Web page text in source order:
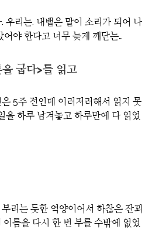
우리는. 내뱉은 말이 소리가 되어 나
야 한다고 너무 늦게 깨닫는…
굽다>를 읽고
5주 전인데 이러저러해서 읽지 못
을 하루 남겨놓고 하루만에 다 읽었
리는 듯한 억양이어서 하찮은 잔꾀
름을 다시 한 번 부를 수밖에 없었